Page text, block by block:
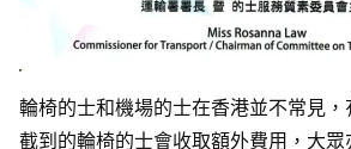
輪椅的士和機場的士在香港並不常見
截到的輪椅的士會收取額外費用，大